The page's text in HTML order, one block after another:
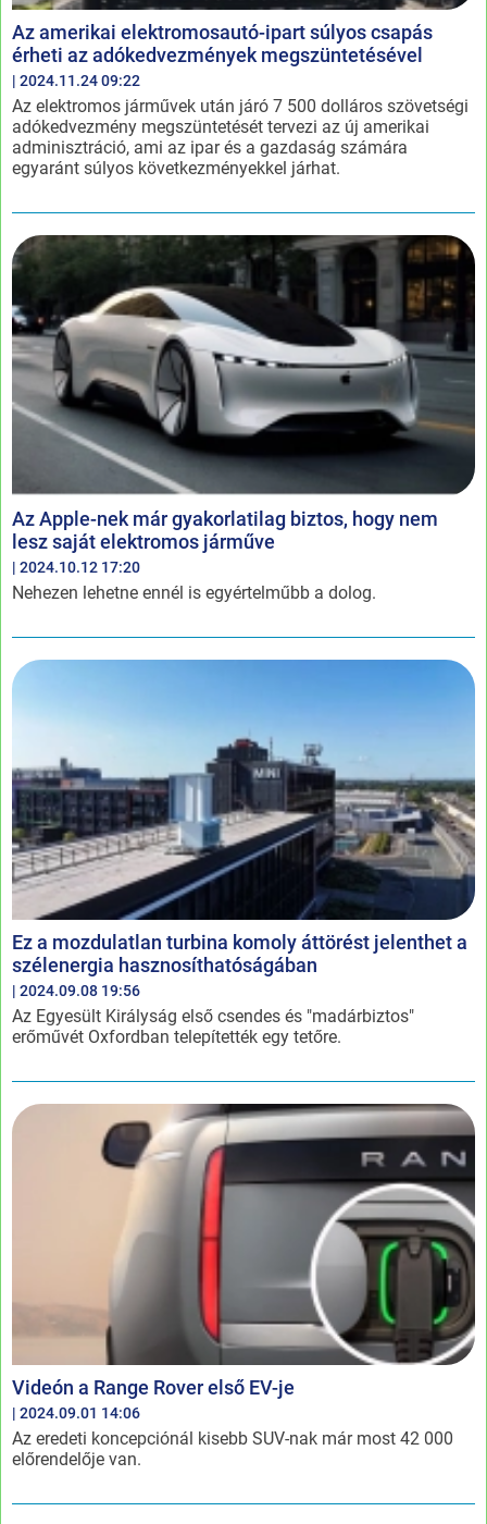
Az amerikai elektromosautó-ipart súlyos csapás
érheti az adókedvezmények megszüntetésével
| 2024.11.24 09:22
Az elektromos járművek után járó 7 500 dolláros szövetségi
adókedvezmény megszüntetését tervezi az új amerikai
adminisztráció, ami az ipar és a gazdaság számára
egyaránt súlyos következményekkel járhat.
Az Apple-nek már gyakorlatilag biztos, hogy nem
lesz saját elektromos járműve
| 2024.10.12 17:20
Nehezen lehetne ennél is egyértelműbb a dolog.
Ez a mozdulatlan turbina komoly áttörést jelenthet a
szélenergia hasznosíthatóságában
| 2024.09.08 19:56
Az Egyesült Királyság első csendes és "madárbiztos"
erőművét Oxfordban telepítették egy tetőre.
Videón a Range Rover első EV-je
| 2024.09.01 14:06
Az eredeti koncepciónál kisebb SUV-nak már most 42 000
előrendelője van.